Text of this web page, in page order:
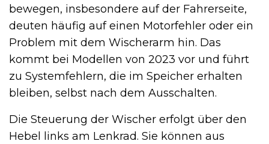
bewegen, insbesondere auf der Fahrerseite,
deuten häufig auf einen Motorfehler oder ein
Problem mit dem Wischerarm hin. Das
kommt bei Modellen von 2023 vor und führt
zu Systemfehlern, die im Speicher erhalten
bleiben, selbst nach dem Ausschalten.
Die Steuerung der Wischer erfolgt über den
Hebel links am Lenkrad. Sie können aus